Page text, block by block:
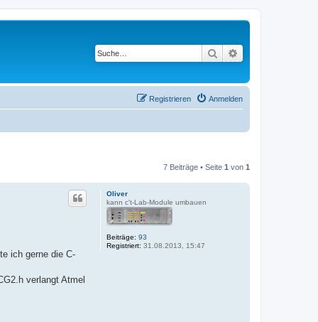
Suche
Anmelden
Registrieren
7 Beiträge • Seite 1 von 1
Oliver
kann c't-Lab-Module umbauen
Beiträge: 93
Registriert: 31.08.2013, 15:47
ich gerne die C-
verlangt Atmel